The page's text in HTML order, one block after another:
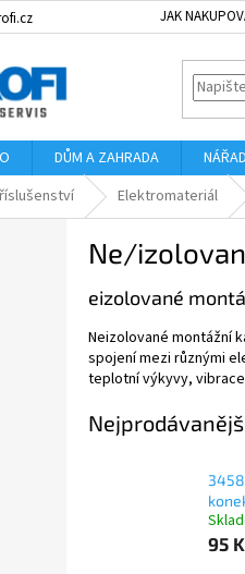
JAK
DŮM A ZAHRADA
Elektromateriál
Ne/
eizolované
Neizolované montážní
spojení mezi různými
teplotní výkyvy,
95